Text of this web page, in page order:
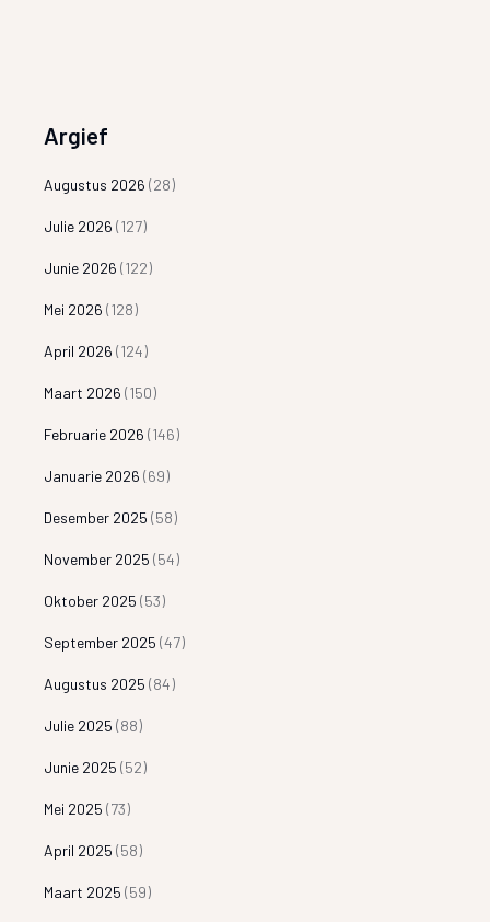
Argief
Augustus 2026 (28)
Julie 2026 (127)
Junie 2026 (122)
Mei 2026 (128)
April 2026 (124)
Maart 2026 (150)
Februarie 2026 (146)
Januarie 2026 (69)
Desember 2025 (58)
November 2025 (54)
Oktober 2025 (53)
September 2025 (47)
Augustus 2025 (84)
Julie 2025 (88)
Junie 2025 (52)
Mei 2025 (73)
April 2025 (58)
Maart 2025 (59)